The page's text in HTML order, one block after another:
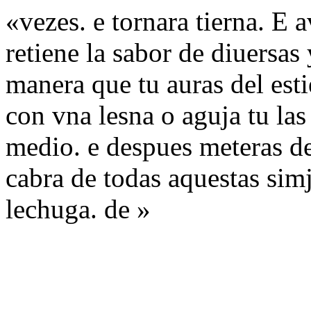
«vezes. e tornara tierna. E
retiene la sabor de
manera que tu auras del
con vna lesna o aguja tu
medio. e despues meteras
cabra de todas aquestas
lechuga. de »